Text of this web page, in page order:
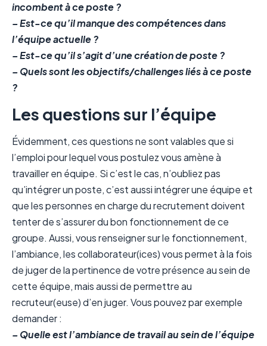
incombent à ce poste ?
– Est-ce qu’il manque des compétences dans
l’équipe actuelle ?
– Est-ce qu’il s’agit d’une création de poste ?
– Quels sont les objectifs/challenges liés à ce poste
?
Les questions sur l’équipe
Évidemment, ces questions ne sont valables que si
l’emploi pour lequel vous postulez vous amène à
travailler en équipe. Si c’est le cas, n’oubliez pas
qu’intégrer un poste, c’est aussi intégrer une équipe et
que les personnes en charge du recrutement doivent
tenter de s’assurer du bon fonctionnement de ce
groupe. Aussi, vous renseigner sur le fonctionnement,
l’ambiance, les collaborateur(ices) vous permet à la fois
de juger de la pertinence de votre présence au sein de
cette équipe, mais aussi de permettre au
recruteur(euse) d’en juger. Vous pouvez par exemple
demander :
– Quelle est l’ambiance de travail au sein de l’équipe